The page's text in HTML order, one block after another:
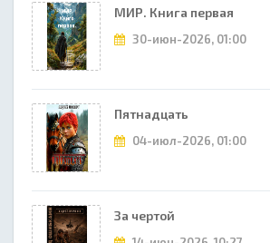
МИР. Книга первая
30-июн-2026, 01:00
Пятнадцать
04-июл-2026, 01:00
За чертой